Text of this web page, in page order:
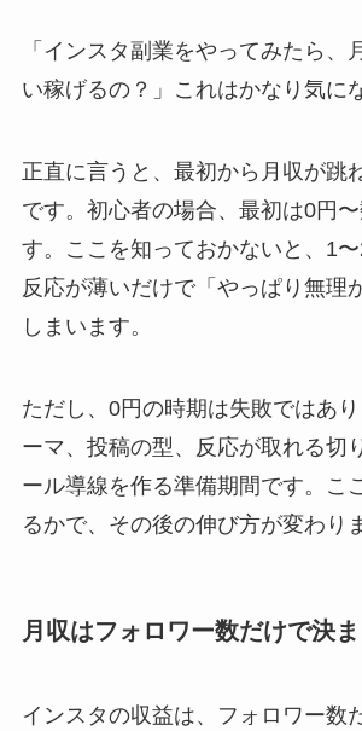
「インスタ副業をやってみたら、
い稼げるの？」これはかなり気に
正直に言うと、最初から月収が跳
です。初心者の場合、最初は0円
す。ここを知っておかないと、1
反応が薄いだけで「やっぱり無理
しまいます。
ただし、0円の時期は失敗ではあ
ーマ、投稿の型、反応が取れる切
ール導線を作る準備期間です。こ
るかで、その後の伸び方が変わり
月収はフォロワー数だけで決
インスタの収益は、フォロワー数